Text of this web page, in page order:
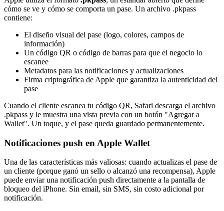
cómo se ve y cómo se comporta un pase. Un archivo .pkpass
contiene:
El diseño visual del pase (logo, colores, campos de
información)
Un código QR o código de barras para que el negocio lo
escanee
Metadatos para las notificaciones y actualizaciones
Firma criptográfica de Apple que garantiza la autenticidad del
pase
Cuando el cliente escanea tu código QR, Safari descarga el archivo
.pkpass y le muestra una vista previa con un botón "Agregar a
Wallet". Un toque, y el pase queda guardado permanentemente.
Notificaciones push en Apple Wallet
Una de las características más valiosas: cuando actualizas el pase de
un cliente (porque ganó un sello o alcanzó una recompensa), Apple
puede enviar una notificación push directamente a la pantalla de
bloqueo del iPhone. Sin email, sin SMS, sin costo adicional por
notificación.